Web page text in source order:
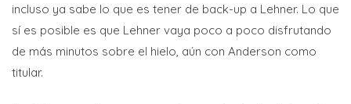
incluso ya sabe lo que es tener de back-up a Lehner. Lo que
sí es posible es que Lehner vaya poco a poco disfrutando
de más minutos sobre el hielo, aún con Anderson como
titular.